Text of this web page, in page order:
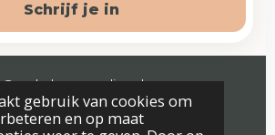
gebruik van cookies om
en op maat
Schrijf je in
counseling.nl
rechten voorbehouden.